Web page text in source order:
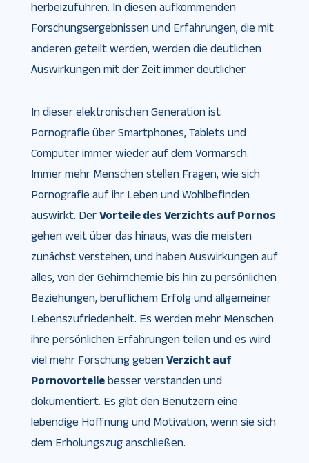
herbeizuführen. In diesen aufkommenden
Forschungsergebnissen und Erfahrungen, die mit
anderen geteilt werden, werden die deutlichen
Auswirkungen mit der Zeit immer deutlicher.
In dieser elektronischen Generation ist
Pornografie über Smartphones, Tablets und
Computer immer wieder auf dem Vormarsch.
Immer mehr Menschen stellen Fragen, wie sich
Pornografie auf ihr Leben und Wohlbefinden
auswirkt. Der Vorteile des Verzichts auf Pornos
gehen weit über das hinaus, was die meisten
zunächst verstehen, und haben Auswirkungen auf
alles, von der Gehirnchemie bis hin zu persönlichen
Beziehungen, beruflichem Erfolg und allgemeiner
Lebenszufriedenheit. Es werden mehr Menschen
ihre persönlichen Erfahrungen teilen und es wird
viel mehr Forschung geben Verzicht auf
Pornovorteilebesser verstanden und
dokumentiert. Es gibt den Benutzern eine
lebendige Hoffnung und Motivation, wenn sie sich
dem Erholungszug anschließen.